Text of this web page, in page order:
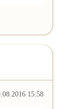
15:58